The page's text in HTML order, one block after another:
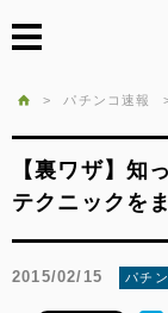
> パチンコ速報
【裏ワザ】知
テクニックを
2015/02/15 パチ